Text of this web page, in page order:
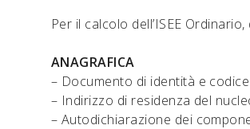
Per il calcolo dell’ISEE
ANAGRAFICA
– Documento di identità e
– Indirizzo di residenza del
– Autodichiarazione dei